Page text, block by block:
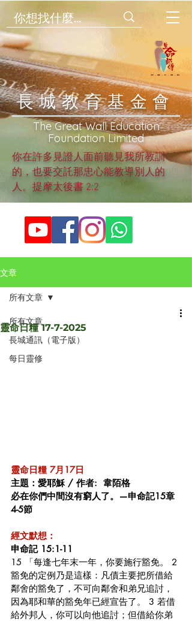
​長城教育基金會
​The Great Wall Education
Foundation Limited
你在許多見證人面前聽見我所教訓
的，也要交託那忠心能教導別人的
人。提摩太後書 2:2
文章
所有文章
長城通訊（電子版）
每日靈修
所有文章
靈命日糧 17-7-2025
靈命日糧 7月17日
主題：愛耶穌 / 作者:  韋陌格
必在你們中間沒有窮人了。—申命記15章
4-5節
經文默想：
申命記 15:1-11
15 「每逢七年末一年，你要施行豁免。 2
豁免的定例乃是這樣：凡債主要把所借給
鄰舍的豁免了，不可向鄰舍和弟兄追討，
因為耶和華的豁免年已經宣告了。 3 若借
給外邦人，你可以向他追討；但借給你弟